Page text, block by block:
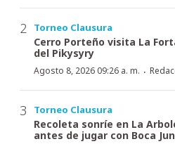
Torneo Clausura
Cerro Porteño visita La
del Pikysyry
Agosto 8, 2026 09:26 a. m. ·
Torneo Clausura
Recoleta sonríe en La
antes de jugar con Boca